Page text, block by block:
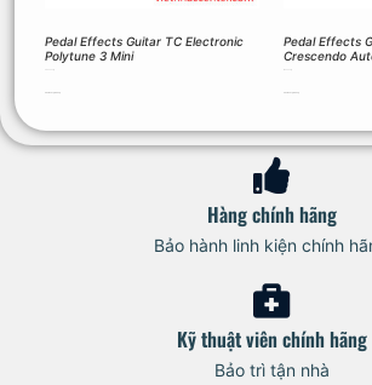
Pedal Effects Guitar TC Electronic
Polytune 3 Mini
Pedal Effects
Crescendo
Hàng chính hãng
Bảo hành linh kiện chính
Kỹ thuật viên chính hãng
Bảo trì tận nhà